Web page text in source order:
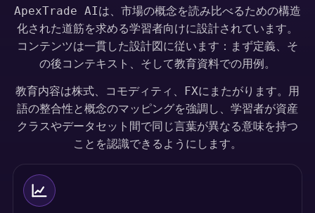
1
ApexTrade AIは、市場の概念を読み比べるための構造
化された道筋を求める学習者向けに設計されています。
コンテンツは一貫した設計図に従います：まず定義、そ
の後コンテキスト、そして教育資料での用例。
教育内容は株式、コモディティ、FXにまたがります。用
語の整合性と概念のマッピングを強調し、学習者が資産
クラスやデータセット間で同じ言葉が異なる意味を持つ
ことを認識できるようにします。